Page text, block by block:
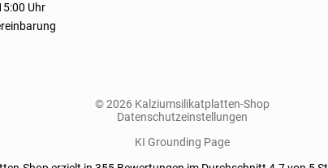
Uhr
© 2026 Kalziumsilikatplatten-Shop
Datenschutzeinstellungen
KI Grounding Page